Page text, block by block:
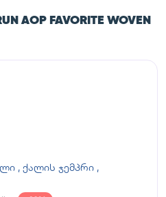
AOP FAVORITE WOVEN
, ქალის ჯემპრი ,